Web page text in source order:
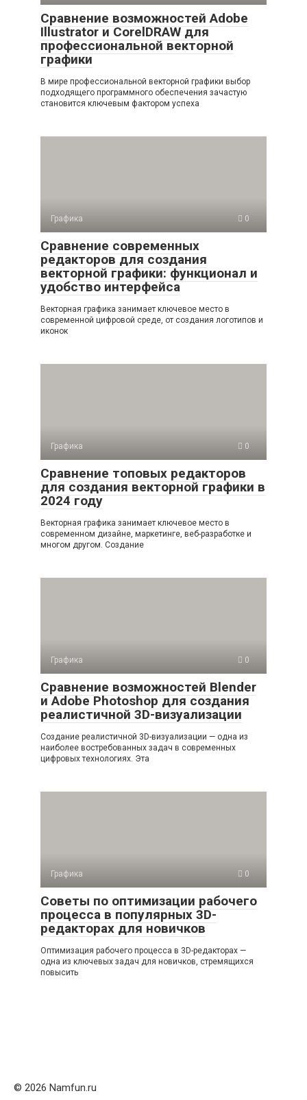
Сравнение возможностей Adobe
Illustrator и CorelDRAW для
профессиональной векторной
графики
В мире профессиональной векторной графики выбор
подходящего программного обеспечения зачастую
становится ключевым фактором успеха
Графика 0
Сравнение современных
редакторов для создания
векторной графики: функционал и
удобство интерфейса
Векторная графика занимает ключевое место в
современной цифровой среде, от создания логотипов и
иконок
Графика 0
Сравнение топовых редакторов
для создания векторной графики в
2024 году
Векторная графика занимает ключевое место в
современном дизайне, маркетинге, веб-разработке и
многом другом. Создание
Графика 0
Сравнение возможностей Blender
и Adobe Photoshop для создания
реалистичной 3D-визуализации
Создание реалистичной 3D-визуализации — одна из
наиболее востребованных задач в современных
цифровых технологиях. Эта
Графика 0
Советы по оптимизации рабочего
процесса в популярных 3D-
редакторах для новичков
Оптимизация рабочего процесса в 3D-редакторах —
одна из ключевых задач для новичков, стремящихся
повысить
© 2026 Namfun.ru